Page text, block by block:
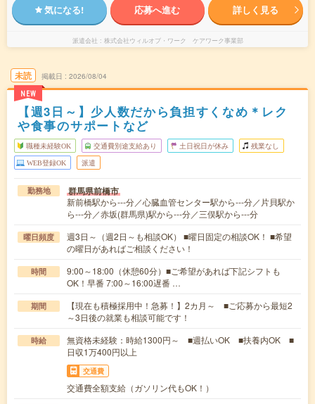
気になる! 応募へ進む 詳しく見る
派遣会社 株式会社ウィルオブ・ワーク ケアワーク事業部
未読
NEW
掲載日 2026/08/04
【週3日～】少人数だから負担すくなめ＊レク
や食事のサポートなど
職種未経験OK 交通費別途支給あり 土日祝日が休み 残業なし
WEB登録OK 派遣
勤務地 群馬県前橋市
新前橋駅から---分／心臓血管センター駅から---分／片貝駅か
ら---分／赤坂(群馬県)駅から---分／三俣駅から---分
曜日頻度
週3日～（週2日～も相談OK） ■曜日固定の相談OK！ ■希望
の曜日があればご相談ください！
時間
9:00～18:00（休憩60分）■ご希望があれば下記シフトも
OK！早番 7:00～16:00遅番 …
期間
【現在も積極採用中！急募！】2カ月～ ■ご応募から最短2
～3日後の就業も相談可能です！
時給
無資格未経験：時給1300円～ ■週払いOK ■扶養内OK ■
日収1万400円以上
交通費
交通費全額支給（ガソリン代もOK！）